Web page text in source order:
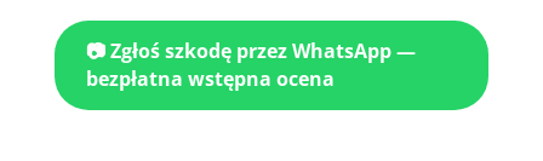
📷 Zgłoś szkodę przez WhatsApp —
bezpłatna wstępna ocena